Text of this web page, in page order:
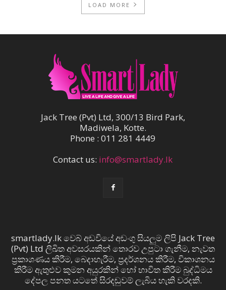
LOAD MORE
Jack Tree (Pvt) Ltd, 300/13 Bird Park,
Madiwela, Kotte.
Phone : 011 281 4449
Contact us: info@smartlady.lk
smartlady.lk වෙබ් අඩවියේ අඩංගු සියලුම ලිපි Jack Tree
(Pvt) Ltd ලිඛිත අවසරයකින් තොරව උපුටා ගැනීම, නැවත
ප්‍රකාශණය කිරීම, බෙදාහැරීම, ප්‍රදර්ශනය කිරීම, විකාශනය
කිරීම ඇතුළුව කුමන අයුරකින් හෝ භාවිත කිරීම බුද්ධිමය
දේපල පනත යටතේ සිරදඬුවම් ලැබිය හැකි වරදකි.